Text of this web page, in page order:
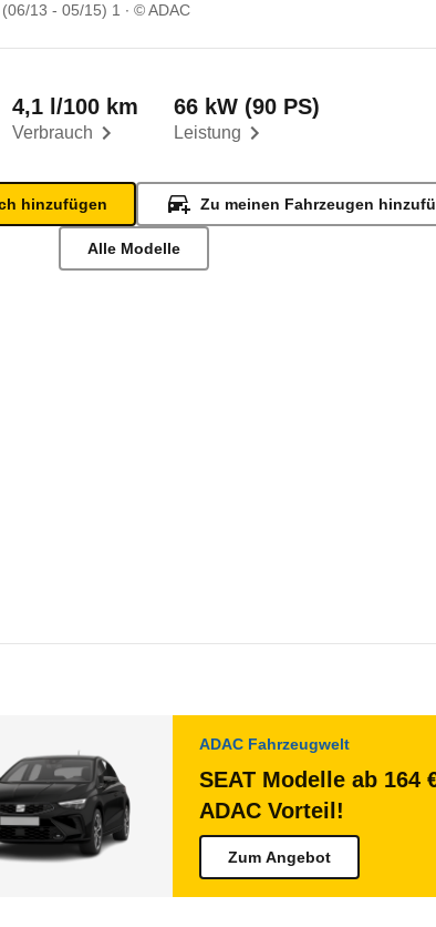
13 - 05/15) 1 © ADAC
Verbrauch
4,1 l/100 km
Leistung
66 kW (90 PS)
hinzufügen Zu meinen Fahrzeugen
Alle Modelle
ADAC Fahrzeugwelt
SEAT Modelle ab
ADAC Vorteil!
Zum Angebot